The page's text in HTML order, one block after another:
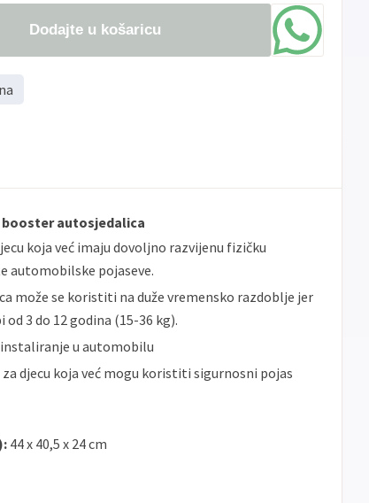
Dodajte u košaricu
booster autosjedalica
koja već imaju dovoljno razvijenu fizičku
automobilske pojaseve.
može se koristiti na duže vremensko razdoblje jer
3 do 12 godina (15-36 kg).
u automobilu
djecu koja već mogu koristiti sigurnosni pojas
44 x 40,5 x 24 cm